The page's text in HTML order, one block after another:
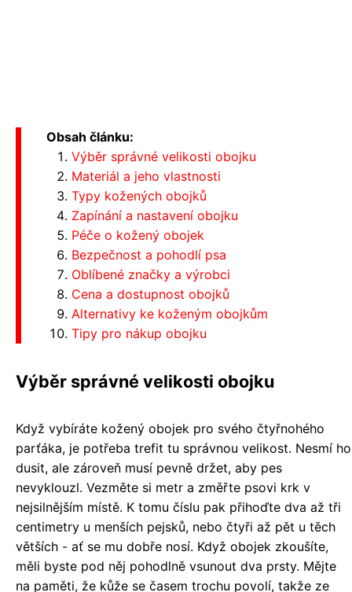
Obsah článku:
Výběr správné velikosti obojku
Materiál a jeho vlastnosti
Typy kožených obojků
Zapínání a nastavení obojku
Péče o kožený obojek
Bezpečnost a pohodlí psa
Oblíbené značky a výrobci
Cena a dostupnost obojků
Alternativy ke koženým obojkům
Tipy pro nákup obojku
Výběr správné velikosti obojku
Když vybíráte kožený obojek pro svého čtyřnohého
parťáka, je potřeba trefit tu správnou velikost. Nesmí ho
dusit, ale zároveň musí pevně držet, aby pes
nevyklouzl. Vezměte si metr a změřte psovi krk v
nejsilnějším místě. K tomu číslu pak přihoďte dva až tři
centimetry u menších pejsků, nebo čtyři až pět u těch
větších - ať se mu dobře nosí. Když obojek zkoušíte,
měli byste pod něj pohodlně vsunout dva prsty. Mějte
na paměti, že kůže se časem trochu povolí, takže ze